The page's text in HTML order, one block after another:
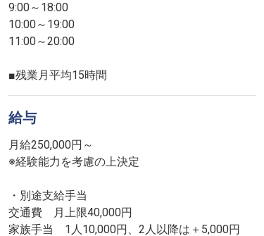
9:00～18:00
10:00～19:00
11:00～20:00
■残業月平均15時間
給与
月給250,000円～
※経験能力を考慮の上決定
・別途支給手当
交通費 月上限40,000円
家族手当 1人10,000円、2人以降は＋5,000円